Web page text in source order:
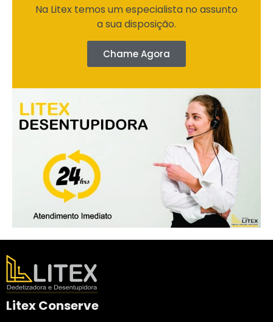
Na Litex temos um especialista no assunto
a sua disposição.
Chame Agora
Litex Conserve